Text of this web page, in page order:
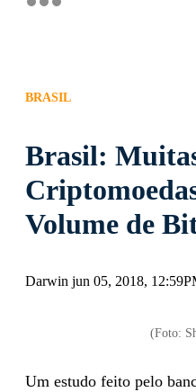
BRASIL
Brasil:
Volume de
Darwin jun 05, 2018,
(Foto:
Um estudo feito pelo